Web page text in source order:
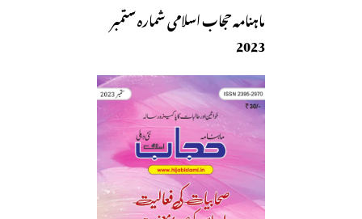
ماہنامہ حجاب اسلامی شمارہ ستمبر
2023